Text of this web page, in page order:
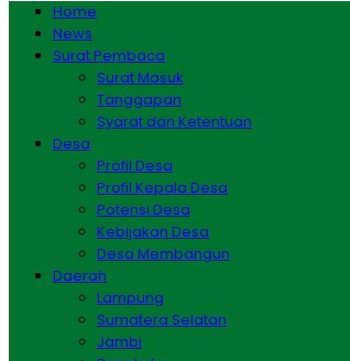
Home
News
Surat Pembaca
Surat Masuk
Tanggapan
Syarat dan Ketentuan
Desa
Profil Desa
Profil Kepala Desa
Potensi Desa
Kebijakan Desa
Desa Membangun
Daerah
Lampung
Sumatera Selatan
Jambi